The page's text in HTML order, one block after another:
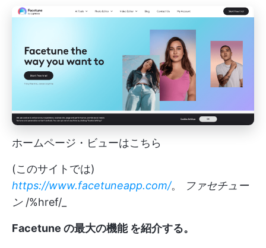
ホームページ・ビューはこちら
(このサイトでは)
https://www.facetuneapp.com/。
ファセチュー
ン /%href/_
Facetune の最大の機能を紹介する。